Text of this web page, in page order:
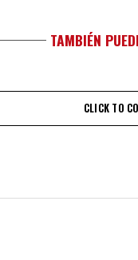
TAMBIÉN
CLICK TO